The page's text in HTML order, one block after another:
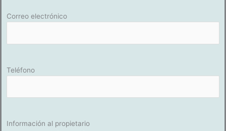
Correo electrónico
Teléfono
Información al propietario